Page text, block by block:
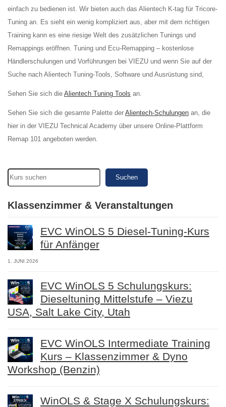
einfach zu bedienen ist. Wir bieten auch das Alientech K-tag für Tricore-
Tuning an. Es sieht ein wenig kompliziert aus, aber mit dem richtigen
Training kann es eine riesige Welt des zusätzlichen Tunings und
Remappings eröffnen. Tuning und Ecu-Remapping – kostenlose
Händlerschulungen und Vorführungen bei VIEZU und wenn Sie auf der
Suche nach Alientech Tuning-Tools, Software und Ausrüstung sind,
Sehen Sie sich die Alientech Tuning Tools an.
Sehen Sie sich die gesamte Palette der Alientech-Schulungen an, die
hier in der VIEZU Technical Academy über unsere Online-Plattform
Remap 101 angeboten werden.
Suchen
Klassenzimmer & Veranstaltungen
EVC WinOLS 5 Diesel-Tuning-Kurs
für Anfänger
1. JUNI 2026
EVC WinOLS 5 Schulungskurs:
Dieseltuning Mittelstufe – Viezu
USA, Salt Lake City, Utah
EVC WinOLS Intermediate Training
Kurs – Klassenzimmer & Dyno
Workshop (Benzin)
WinOLS & Stage X Schulungskurs: